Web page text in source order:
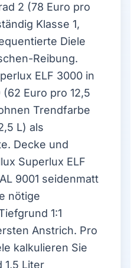
2 (78 Euro pro
Klasse 1,
Diele
Reibung.
ELF 3000 in
(62 Euro pro 12,5
Trendfarbe
L) als
Decke und
Superlux ELF
9001 seidenmatt
nötige
1:1
Anstrich. Pro
kalkulieren Sie
1,5 Liter